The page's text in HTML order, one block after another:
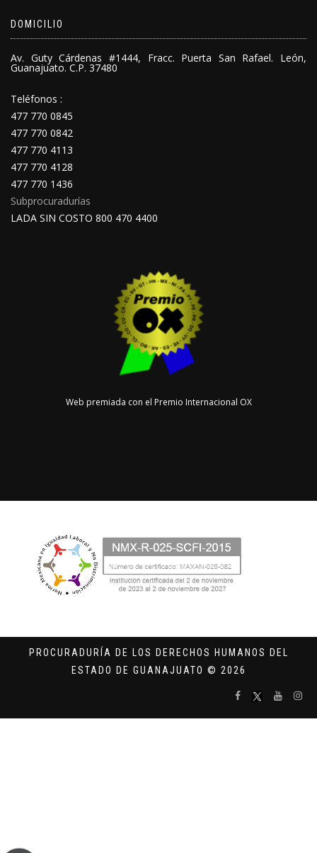
DOMICILIO
Av. Guty Cárdenas #1444, Fracc. Puerta San Rafael. León,
Guanajuato. C.P. 37480
Teléfonos :
477 770 0845
477 770 0842
477 770 4113
477 770 4128
477 770 1436
Subprocuradurías
LADA SIN COSTO 800 470 4400
Web premiada con el Premio Internacional OX
PROCURADURÍA DE LOS DERECHOS HUMANOS DEL
ESTADO DE GUANAJUATO © 2026